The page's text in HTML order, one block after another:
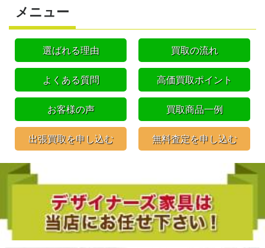
メニュー
選ばれる理由 買取の流れ
よくある質問 高価買取ポイント
お客様の声 買取商品一例
出張買取を申し込む 無料査定を申し込む